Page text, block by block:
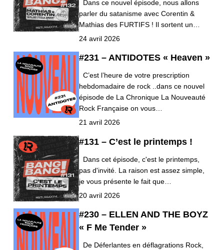
Dans ce nouvel épisode, nous allons
parler du satanisme avec Corentin &
Mathias des FURTIFS ! Il sortent un…
24 avril 2026
#231 – ANTIDOTES « Heaven »
C’est l’heure de votre prescription
hebdomadaire de rock ..dans ce nouvel
épisode de La Chronique La Nouveauté
Rock Française on vous…
21 avril 2026
#131 – C’est le printemps !
Dans cet épisode, c'est le printemps,
pas d'invité. La raison est assez simple,
je vous présente le fait que…
20 avril 2026
#230 – ELLEN AND THE BOYZ
« F Me Tender »
De Déferlantes en déflagrations Rock,